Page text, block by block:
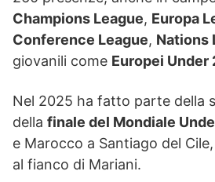
Champions League, Europa
Conference League, Nations
giovanili come Europei Under
Nel 2025 ha fatto parte della
della finale del Mondiale
e Marocco a Santiago del
al fianco di Mariani.